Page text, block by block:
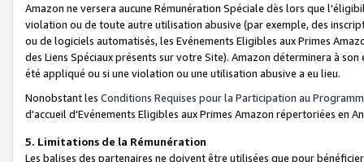
Amazon ne versera aucune Rémunération Spéciale dès lors que
violation ou de toute autre utilisation abusive (par exemple, des
ou de logiciels automatisés, les Evénements Eligibles aux Primes
des Liens Spéciaux présents sur votre Site). Amazon déterminera à
été appliqué ou si une violation ou une utilisation abusive a eu lieu.
Nonobstant les Conditions Requises pour la Participation au
d'accueil d'Evénements Eligibles aux Primes Amazon répertoriées en
5. Limitations de la Rémunération
Les balises des partenaires ne doivent être utilisées que pour